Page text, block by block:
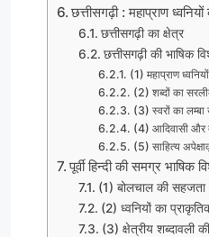
छत्तीसगढ़ी : महाप्राण ध्वनियों
छत्तीसगढ़ी का क्षेत्र
छत्तीसगढ़ी की भाषिक
(1) महाप्राण
(2) शब्दों का
(3) स्वरों का
(4) आदिवासी और
(5) साहित्य
पूर्वी हिन्दी की समग्र भाषिक
(1) बोलचाल की सहजता
(2) ध्वनियों का
(3) क्षेत्रीय शब्दावली